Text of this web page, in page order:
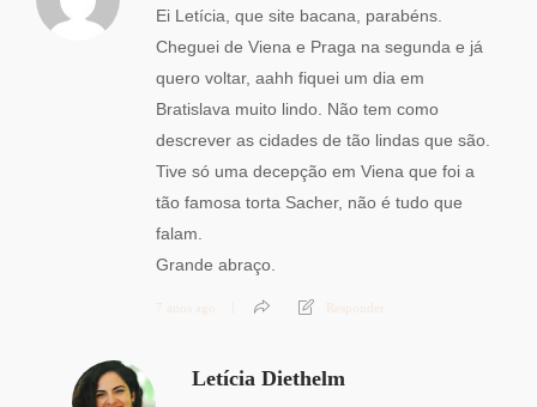
Ei Letícia, que site bacana, parabéns.
Cheguei de Viena e Praga na segunda e já
quero voltar, aahh fiquei um dia em
Bratislava muito lindo. Não tem como
descrever as cidades de tão lindas que são.
Tive só uma decepção em Viena que foi a
tão famosa torta Sacher, não é tudo que
falam.
Grande abraço.
7 anos ago Responder
Letícia Diethelm